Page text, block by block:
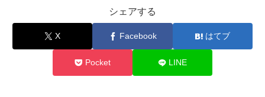
シェアする
X Facebook はてブ
Pocket LINE